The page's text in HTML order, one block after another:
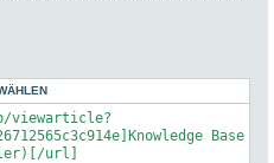
viewarticle?
Base
url]